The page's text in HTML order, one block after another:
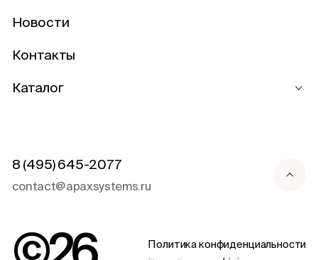
Новости
Контакты
Каталог
8 (495) 645-2077
contact@apaxsystems.ru
Политика конфиденциальности